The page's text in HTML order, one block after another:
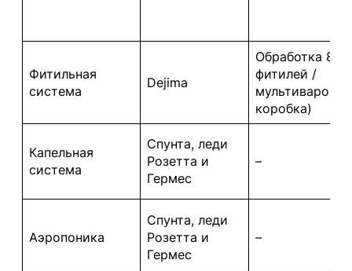
Фитильная
система
Dejima
Обработка 8
фитилей /
мультиварок
коробка)
Капельная
система
Спунта, леди
Розетта и
Гермес
–
Аэропоника
Спунта, леди
Розетта и
Гермес
–